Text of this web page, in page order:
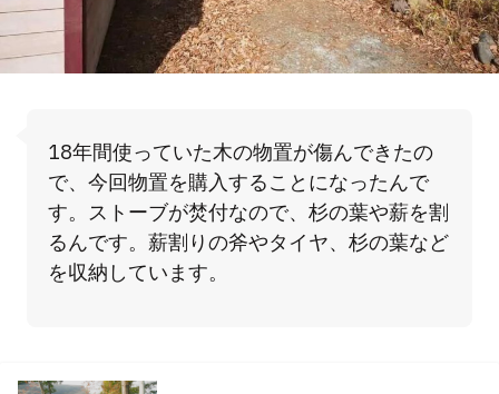
18年間使っていた木の物置が傷んできたの
で、今回物置を購入することになったんで
す。ストーブが焚付なので、杉の葉や薪を割
るんです。薪割りの斧やタイヤ、杉の葉など
を収納しています。